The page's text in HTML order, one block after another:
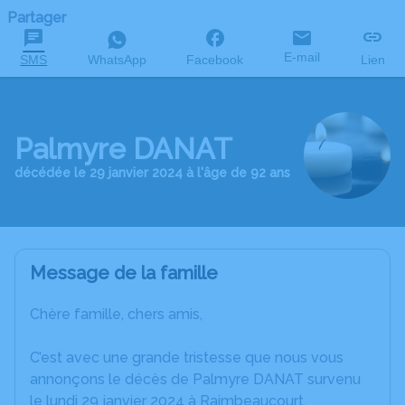
Partager
SMS WhatsApp Facebook E-mail Lien
Palmyre DANAT
décédée le 29 janvier 2024 à l'âge de 92 ans
Message de la famille
Chère famille, chers amis,
C’est avec une grande tristesse que nous vous
annonçons le décès de Palmyre DANAT survenu
le lundi 29 janvier 2024 à Raimbeaucourt.